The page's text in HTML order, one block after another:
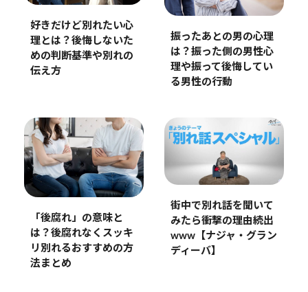
好きだけど別れたい心
理とは？後悔しないた
めの判断基準や別れの
伝え方
振ったあとの男の心理
は？振った側の男性心
理や振って後悔してい
る男性の行動
「後腐れ」の意味と
は？後腐れなくスッキ
リ別れるおすすめの方
法まとめ
街中で別れ話を聞いて
みたら衝撃の理由続出
www【ナジャ・グラン
ディーバ】